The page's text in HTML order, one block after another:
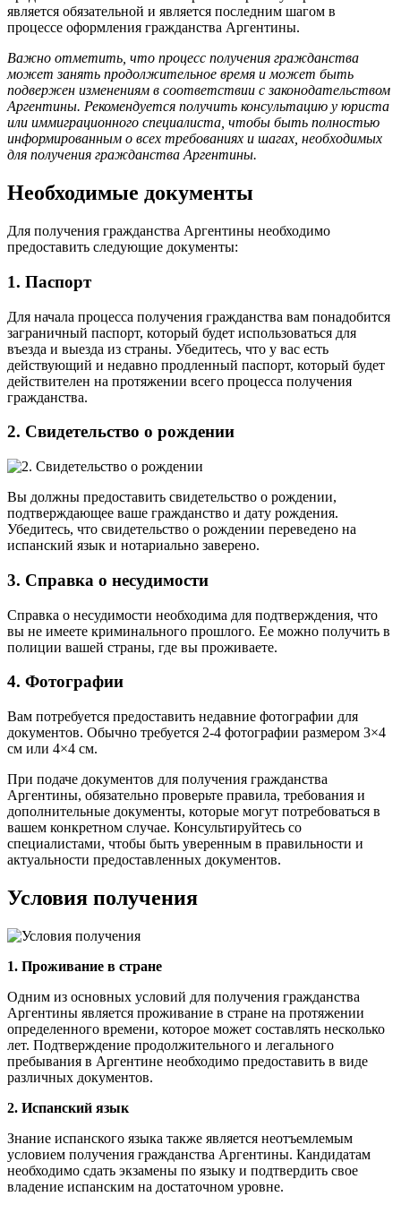
является обязательной и является последним шагом в
процессе оформления гражданства Аргентины.
Важно отметить, что процесс получения гражданства
может занять продолжительное время и может быть
подвержен изменениям в соответствии с законодательством
Аргентины. Рекомендуется получить консультацию у юриста
или иммиграционного специалиста, чтобы быть полностью
информированным о всех требованиях и шагах, необходимых
для получения гражданства Аргентины.
Необходимые документы
Для получения гражданства Аргентины необходимо
предоставить следующие документы:
1. Паспорт
Для начала процесса получения гражданства вам понадобится
заграничный паспорт, который будет использоваться для
въезда и выезда из страны. Убедитесь, что у вас есть
действующий и недавно продленный паспорт, который будет
действителен на протяжении всего процесса получения
гражданства.
2. Свидетельство о рождении
Вы должны предоставить свидетельство о рождении,
подтверждающее ваше гражданство и дату рождения.
Убедитесь, что свидетельство о рождении переведено на
испанский язык и нотариально заверено.
3. Справка о несудимости
Справка о несудимости необходима для подтверждения, что
вы не имеете криминального прошлого. Ее можно получить в
полиции вашей страны, где вы проживаете.
4. Фотографии
Вам потребуется предоставить недавние фотографии для
документов. Обычно требуется 2-4 фотографии размером 3×4
см или 4×4 см.
При подаче документов для получения гражданства
Аргентины, обязательно проверьте правила, требования и
дополнительные документы, которые могут потребоваться в
вашем конкретном случае. Консультируйтесь со
специалистами, чтобы быть уверенным в правильности и
актуальности предоставленных документов.
Условия получения
1. Проживание в стране
Одним из основных условий для получения гражданства
Аргентины является проживание в стране на протяжении
определенного времени, которое может составлять несколько
лет. Подтверждение продолжительного и легального
пребывания в Аргентине необходимо предоставить в виде
различных документов.
2. Испанский язык
Знание испанского языка также является неотъемлемым
условием получения гражданства Аргентины. Кандидатам
необходимо сдать экзамены по языку и подтвердить свое
владение испанским на достаточном уровне.